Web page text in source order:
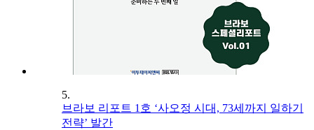
5.
브라보 리포트 1호 ‘사오정 시대, 73세까지 일하기
전략’ 발간